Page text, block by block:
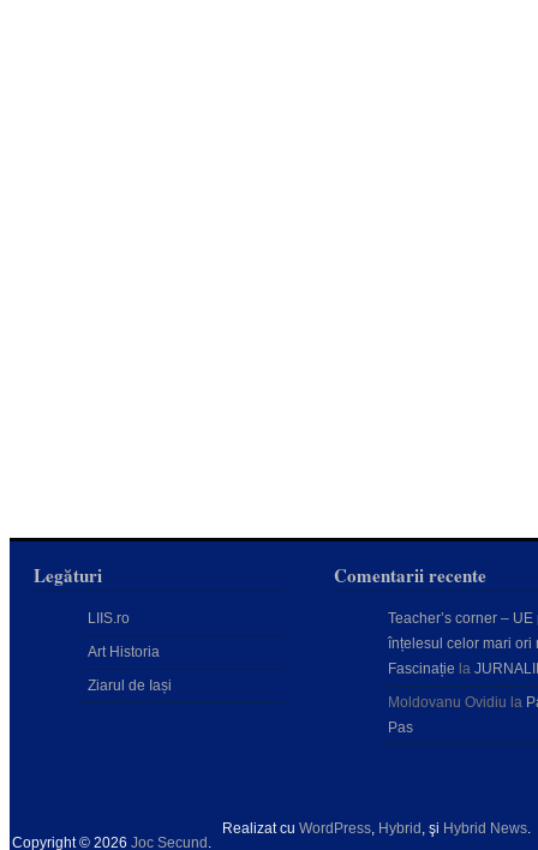
Legături
LIIS.ro
Art Historia
Ziarul de Iași
Comentarii recente
Teacher’s corner – UE
înțelesul celor mari ori
Fascinație la
Moldovanu Ovidiu la
Pas
Copyright © 2026 Joc Secund .
Realizat cu WordPress, Hybrid , şi Hybrid News.